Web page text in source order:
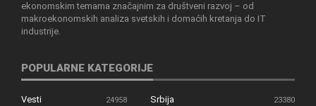
ekonomskim temama značajnim za društveni razvoj – od
makroekonomskih analiza svetskih i domaćih kretanja do IT
industrije.
POPULARNE KATEGORIJE
Vesti 24958 Srbija 23380